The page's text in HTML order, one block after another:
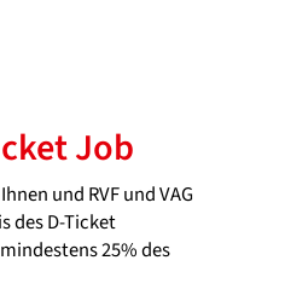
Job
und RVF und VAG
des D-Ticket
25% des